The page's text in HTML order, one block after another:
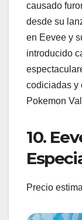
causado
desde su
en Eevee y
introducido
codiciadas y
Pokemon
10.
Precio